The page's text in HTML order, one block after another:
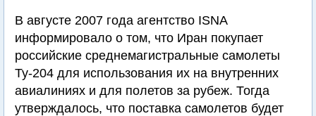
В августе 2007 года агентство ISNA
информировало о том, что Иран покупает
российские среднемагистральные самолеты
Ту-204 для использования их на внутренних
авиалиниях и для полетов за рубеж. Тогда
утверждалось, что поставка самолетов будет